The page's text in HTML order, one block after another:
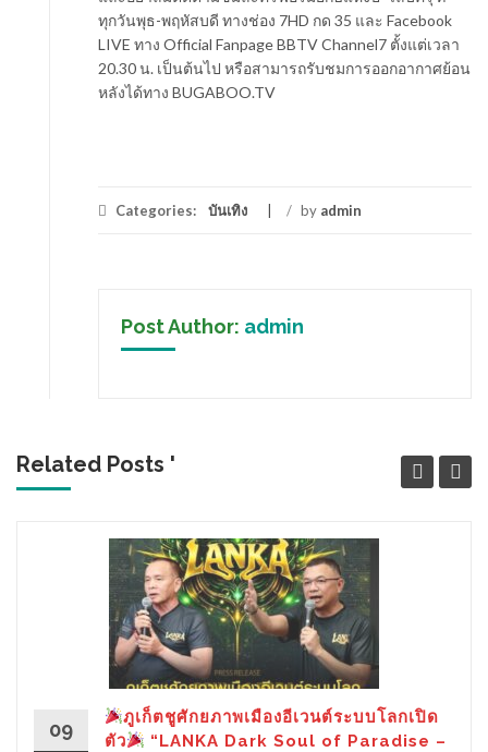
ทุกวันพุธ-พฤหัสบดี ทางช่อง 7HD กด 35 และ Facebook
LIVE ทาง Official Fanpage BBTV Channel7 ตั้งแต่เวลา
20.30 น. เป็นต้นไป หรือสามารถรับชมการออกอากาศย้อน
หลังได้ทาง BUGABOO.TV
Categories: บันเทิง / by admin
Post Author: admin
Related Posts '
09
ภูเก็ตชูศักยภาพเมืองอีเวนต์ระบบโลกเปิด
ตัว
“LANKA Dark Soul of Paradise –